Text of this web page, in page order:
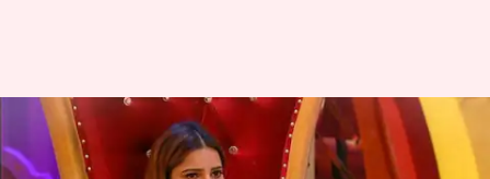
बिग बॉस 16: अर्चना गौतम ने गुस्से में
विकास पर फेंका खौलता पानी